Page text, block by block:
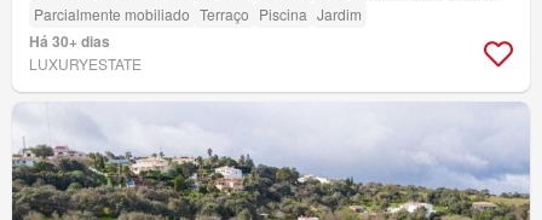
Parcialmente mobiliado Terraço Piscina Jardim
Há 30+ dias
LUXURYESTATE